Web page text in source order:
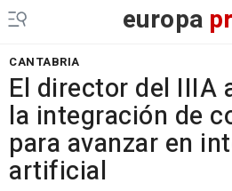
europa
CANTABRIA
El director del IIIA
la integración de
para avanzar en
artificial